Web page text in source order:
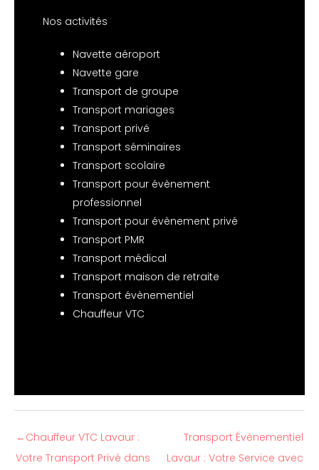
Nos activités
Navette aéroport
Navette gare
Transport de groupe
Transport mariages
Transport privé
Transport séminaires
Transport scolaire
Transport pour évènement
professionnel
Transport pour évènement privé
Transport PMR
Transport médical
Transport maison de retraite
Transport évènementiel
Chauffeur VTC
← Chauffeur VTC Lavaur :
Votre Transport Privé dans
Transport Évènementiel
Lavaur : Votre Service avec